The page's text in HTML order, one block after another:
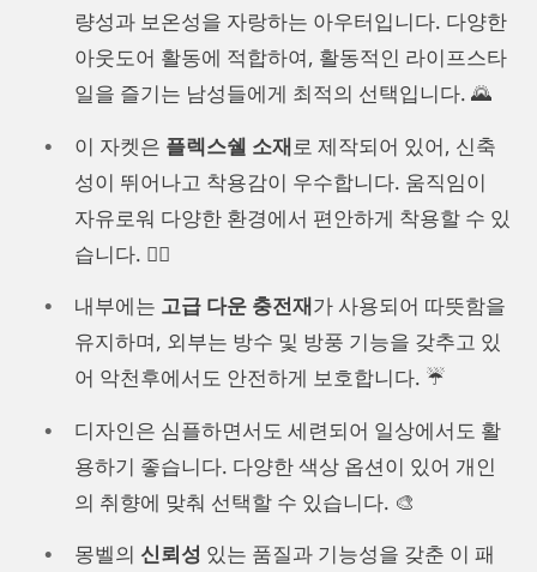
량성과 보온성을 자랑하는 아우터입니다. 다양한
아웃도어 활동에 적합하여, 활동적인 라이프스타
일을 즐기는 남성들에게 최적의 선택입니다. 🌄
이 자켓은 플렉스쉘 소재로 제작되어 있어, 신축
성이 뛰어나고 착용감이 우수합니다. 움직임이
자유로워 다양한 환경에서 편안하게 착용할 수 있
습니다. 🏃‍♂️
내부에는 고급 다운 충전재가 사용되어 따뜻함을
유지하며, 외부는 방수 및 방풍 기능을 갖추고 있
어 악천후에서도 안전하게 보호합니다. ☔️
디자인은 심플하면서도 세련되어 일상에서도 활
용하기 좋습니다. 다양한 색상 옵션이 있어 개인
의 취향에 맞춰 선택할 수 있습니다. 🎨
몽벨의 신뢰성 있는 품질과 기능성을 갖춘 이 패